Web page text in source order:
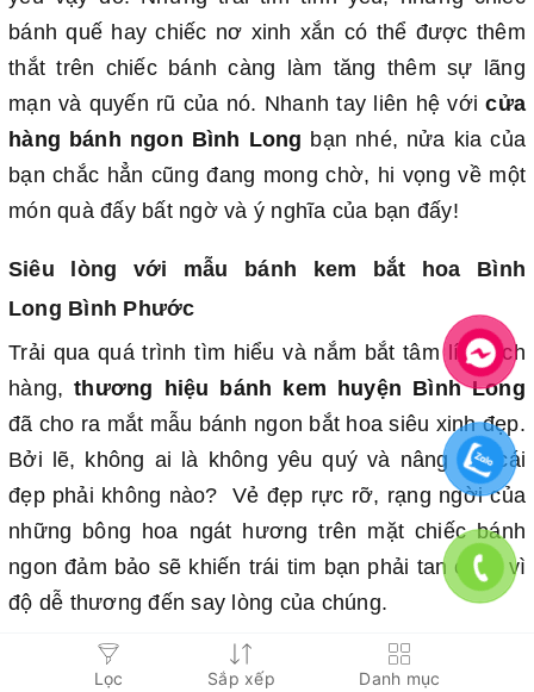
bánh quế hay chiếc nơ xinh xắn có thể được thêm
thắt trên chiếc bánh càng làm tăng thêm sự lãng
mạn và quyến rũ của nó. Nhanh tay liên hệ vớicửa
hàng bánh ngon Bình Long bạn nhé, nửa kia của
bạn chắc hẳn cũng đang mong chờ, hi vọng về một
món quà đấy bất ngờ và ý nghĩa của bạn đấy!
Siêu lòng với mẫu bánh kem bắt hoa Bình
Long Bình Phước
Trải qua quá trình tìm hiểu và nắm bắt tâm lí khách
hàng, thương hiệu bánh kem huyện Bình Long
đã cho ra mắt mẫu bánh ngon bắt hoa siêu xinh đẹp.
Bởi lẽ, không ai là không yêu quý và nâng niu cái
đẹp phải không nào? Vẻ đẹp rực rỡ, rạng ngời của
những bông hoa ngát hương trên mặt chiếc bánh
ngon đảm bảo sẽ khiến trái tim bạn phải tan chảy vì
độ dễ thương đến say lòng của chúng.
Lọc Sắp xếp Danh mục